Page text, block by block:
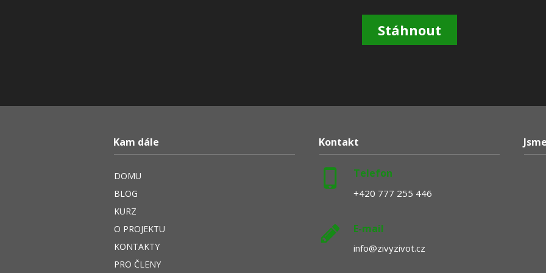
Stáhnout
Kam dále
DOMU
BLOG
KURZ
O PROJEKTU
KONTAKTY
PRO ČLENY
Kontakt
Telefon
+420 777 255 446
E-mail
info@zivyzivot.cz